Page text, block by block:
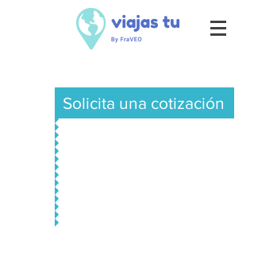
Solicita una cotización